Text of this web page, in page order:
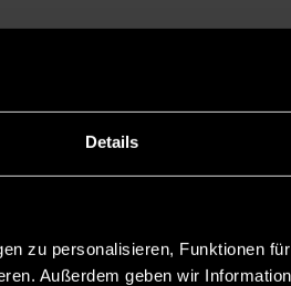
Details
zu personalisieren, Funktionen
Außerdem geben wir